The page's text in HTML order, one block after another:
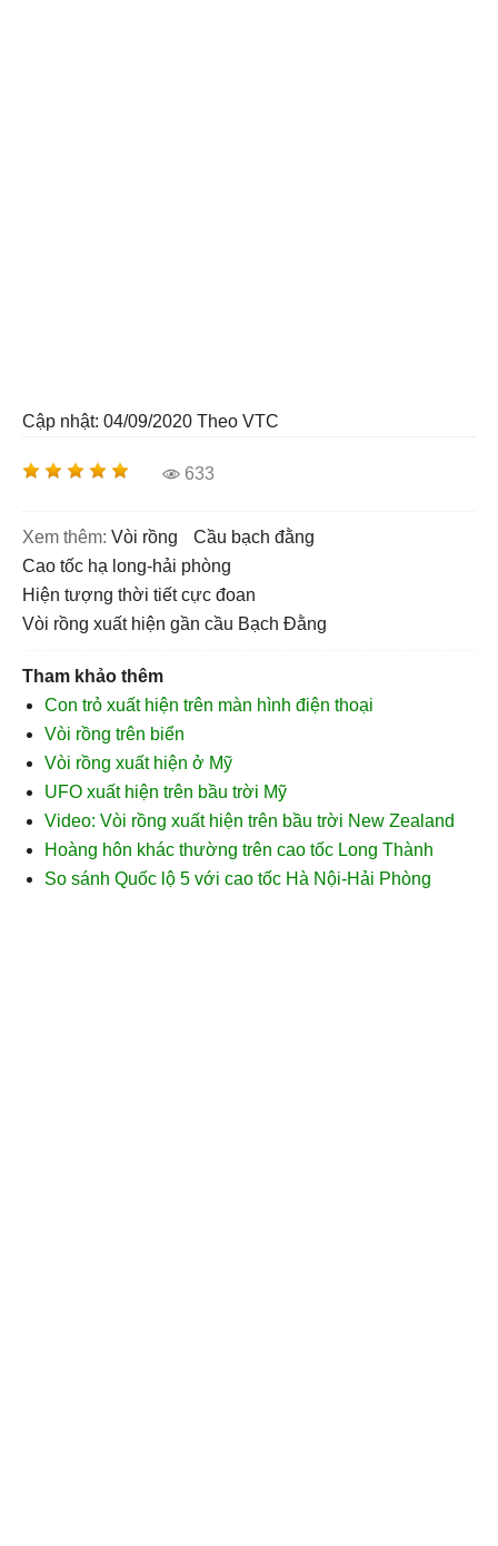
Cập nhật: 04/09/2020 Theo VTC
633
Xem thêm: vòi rồng
cầu bạch đằng
cao tốc hạ long-hải phòng
hiện tượng thời tiết cực đoan
vòi rồng xuất hiện gần cầu Bạch Đằng
Tham khảo thêm
Con trỏ xuất hiện trên màn hình điện thoại
Vòi rồng trên biển
Vòi rồng xuất hiện ở Mỹ
UFO xuất hiện trên bầu trời Mỹ
Video: Vòi rồng xuất hiện trên bầu trời New Zealand
Hoàng hôn khác thường trên cao tốc Long Thành
So sánh Quốc lộ 5 với cao tốc Hà Nội-Hải Phòng